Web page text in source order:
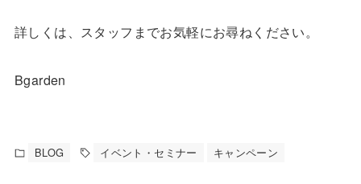
詳しくは、スタッフまでお気軽にお尋ねください。
Bgarden
BLOG イベント・セミナー キャンペーン